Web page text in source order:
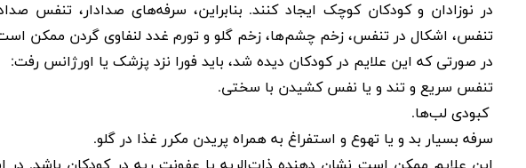
در نوزادان و کودکان کوچک ایجاد کنند. بنابراین، سرفه‌های صدادار، تنفس
تنفس، اشکال در تنفس، زخم چشم‌ها، زخم گلو‌ و تورم غدد لنفاوی گردن ممکن است
در صورتی که این علایم در کودکان دیده شد، باید فورا نزد پزشک یا اورژانس رفت:
تنفس سریع و تند و یا نفس کشیدن با سختی.
کبودی لب‌ها.
سرفه بسیار بد و یا تهوع و استفراغ به همراه پریدن مکرر غذا در گلو.